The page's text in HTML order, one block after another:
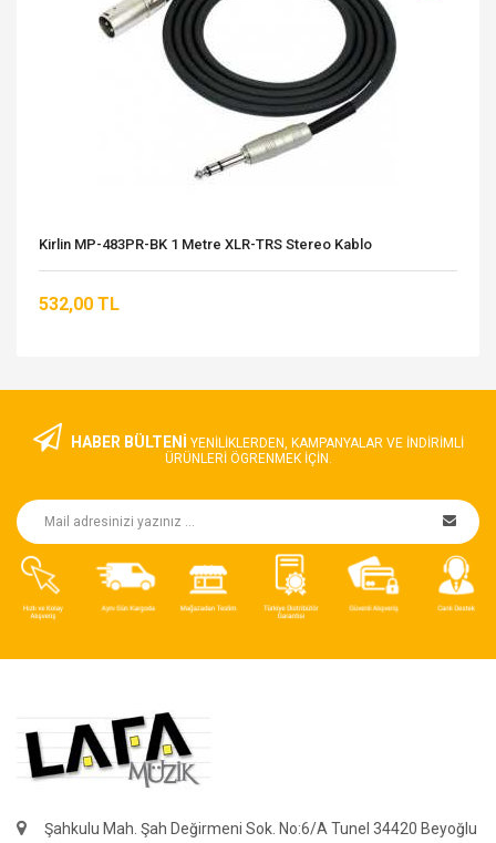
Kirlin MP-483PR-BK 1 Metre XLR-TRS Stereo Kablo
532,00 TL
HABER BÜLTENİ YENILIKLERDEN, KAMPANYALAR VE INDIRIMLI
ÜRÜNLERI ÖGRENMEK IÇIN.
Şahkulu Mah. Şah Değirmeni Sok. No:6/A Tunel 34420 Beyoğlu